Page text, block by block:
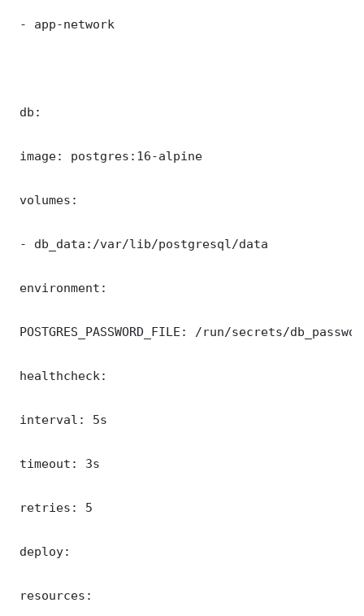
- app-network
db:
image: postgres:16-alpine
volumes:
- db_data:/var/lib/postgresql/data
environment:
POSTGRES_PASSWORD_FILE: /run/secrets/
healthcheck:
interval: 5s
timeout: 3s
retries: 5
deploy:
resources: